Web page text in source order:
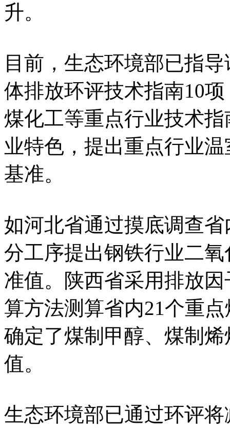
升。
目前，生态环境部已指
体排放环评技术指南10
煤化工等重点行业技术
业特色，提出重点行业
基准。
如河北省通过摸底调查
分工序提出钢铁行业二
准值。陕西省采用排放
算方法测算省内21个重
确定了煤制甲醇、煤制
值。
生态环境部已通过环评